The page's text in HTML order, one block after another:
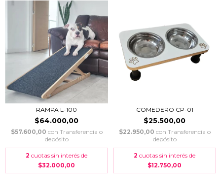
RAMPA L-100
$64.000,00
$57.600,00 con Transferencia o
depósito
2 cuotas sin interés de
$32.000,00
COMEDERO CP-01
$25.500,00
$22.950,00 con Transferencia o
depósito
2 cuotas sin interés de
$12.750,00